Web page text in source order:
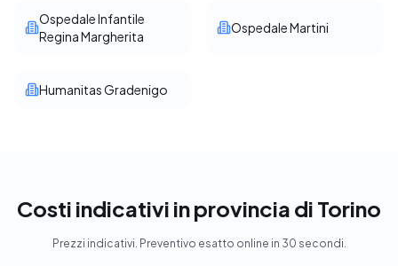
Ospedale Infantile
Regina Margherita
Ospedale Martini
Humanitas Gradenigo
Costi indicativi in provincia di Torino
Prezzi indicativi. Preventivo esatto online in 30 secondi.